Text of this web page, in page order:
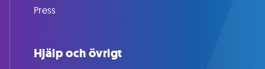
Press
Hjälp och övrigt